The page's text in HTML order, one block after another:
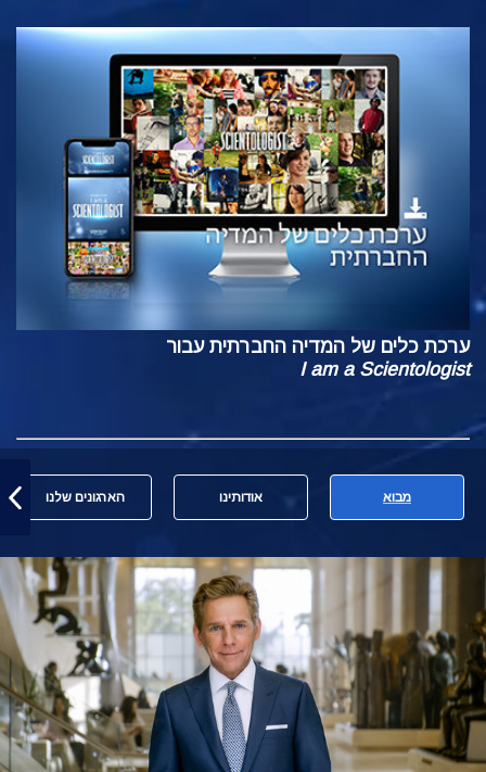
ערכת כלים של המדיה החברתית עבור
I am a Scientologist
מבוא אודותינו הארגונים שלנו